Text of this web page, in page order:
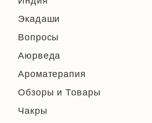
Экадаши
Вопросы
Аюрведа
Ароматерапия
Обзоры и Товары
Чакры